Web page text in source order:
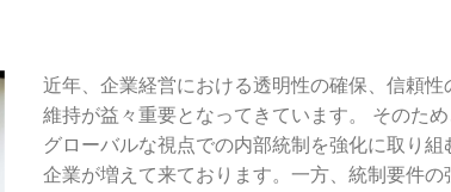
近年、企業経営における透明性の確保、信頼性
維持が益々重要となってきています。 そのため
グローバルな視点での内部統制を強化に取り組
企業が増えて来ております。一方、統制要件の